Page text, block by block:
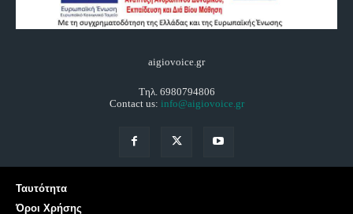
aigiovoice.gr
Τηλ. 6980794806
Contact us: info@aigiovoice.gr
Ταυτότητα
Όροι Χρήσης